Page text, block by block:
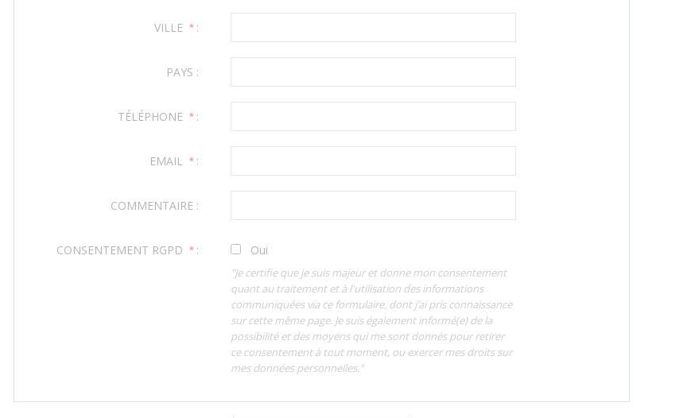
VILLE * :
PAYS :
TÉLÉPHONE * :
EMAIL * :
COMMENTAIRE :
CONSENTEMENT RGPD * : Oui
"Je certifie que je suis majeur et donne mon consentement
quant au traitement et à l'utilisation des informations
communiquées via ce formulaire, dont j’ai pris connaissance
sur cette même page. Je suis également informé(e) de la
possibilité et des moyens qui me sont donnés pour retirer
ce consentement à tout moment, ou exercer mes droits sur
mes données personnelles."